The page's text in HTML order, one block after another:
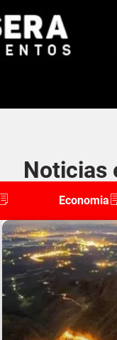
Noticias
Economia